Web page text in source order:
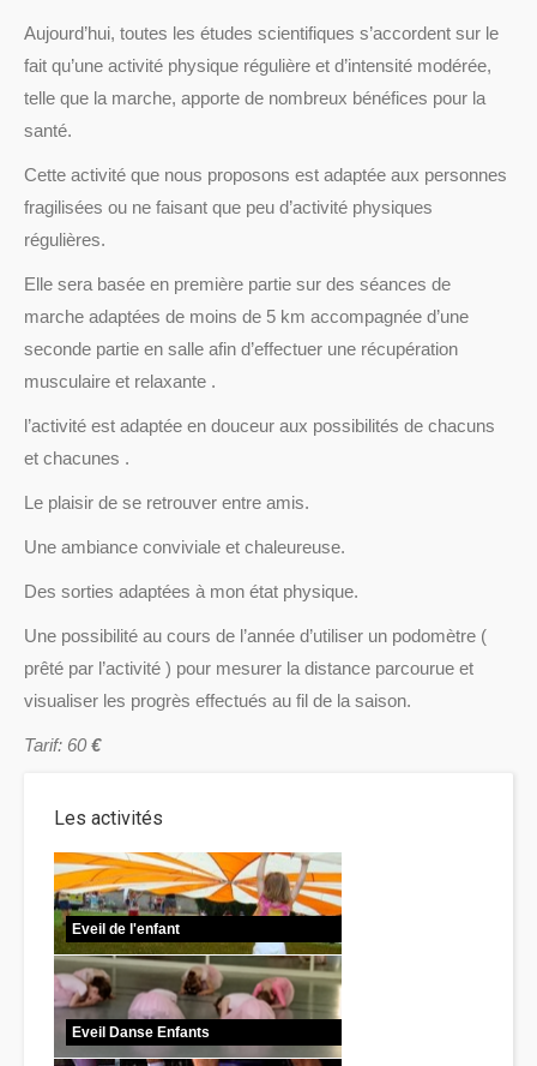
Aujourd’hui, toutes les études scientifiques s’accordent sur le
fait qu’une activité physique régulière et d’intensité modérée,
telle que la marche, apporte de nombreux bénéfices pour la
santé.
Cette activité que nous proposons est adaptée aux personnes
fragilisées ou ne faisant que peu d’activité physiques
régulières.
Elle sera basée en première partie sur des séances de
marche adaptées de moins de 5 km accompagnée d’une
seconde partie en salle afin d’effectuer une récupération
musculaire et relaxante .
l’activité est adaptée en douceur aux possibilités de chacuns
et chacunes .
Le plaisir de se retrouver entre amis.
Une ambiance conviviale et chaleureuse.
Des sorties adaptées à mon état physique.
Une possibilité au cours de l’année d’utiliser un podomètre (
prêté par l’activité ) pour mesurer la distance parcourue et
visualiser les progrès effectués au fil de la saison.
Tarif: 60€
Les activités
Eveil de l'enfant
Eveil Danse Enfants